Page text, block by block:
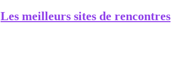
Les meilleurs sites de rencontres